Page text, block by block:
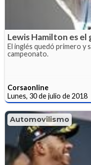
Lewis Hamilton es el
El inglés quedó primero y
campeonato.
Corsaonline
Lunes, 30 de julio de 2018
Automovilismo